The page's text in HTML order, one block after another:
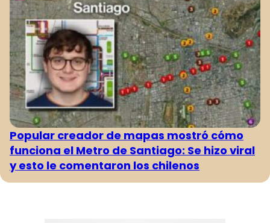
Popular creador de mapas mostró cómo
funciona el Metro de Santiago: Se hizo viral
y esto le comentaron los chilenos